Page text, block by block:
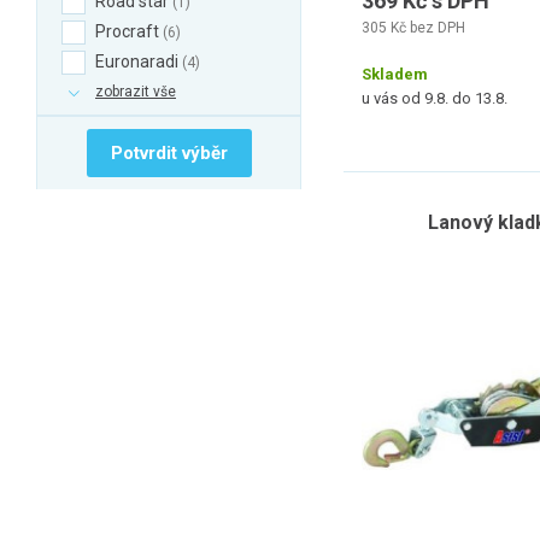
Procraft 6
Euronaradi
4
zobrazit vše
Potvrdit výběr
305 Kč bez DPH
Skladem
u vás od 9.8. do 13.8.
Lanový